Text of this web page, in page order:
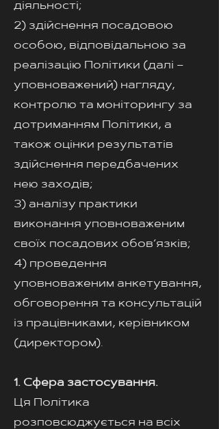
діяльності;
2) здійснення посадовою
особою, відповідальною за
реалізацію Політики (далі –
уповноважений) нагляду,
контролю та моніторингу за
дотриманням Політики, а
також оцінки результатів
здійснення передбачених
нею заходів;
3) аналізу практики
виконання уповноваженим
своїх посадових обов’язків;
4) проведення
уповноваженим анкетування,
обговорення та консультацій
із працівниками, керівником
(директором).
1. Сфера застосування.
Ця Політика
розповсюджується на всіх